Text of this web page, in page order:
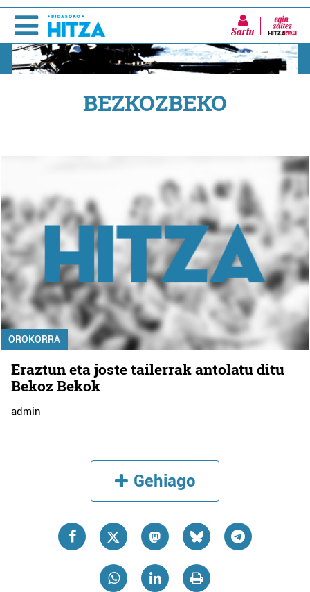
Sartu
BEZKOZBEKO
OROKORRA
Eraztun eta joste tailerrak antolatu ditu
Bekoz Bekok
admin
Gehiago